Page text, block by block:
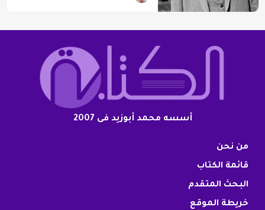
أسسه محمد أبوزيد فى 2007
من نحن
قائمة الكتاب
البحث المتقدم
خريطة الموقع